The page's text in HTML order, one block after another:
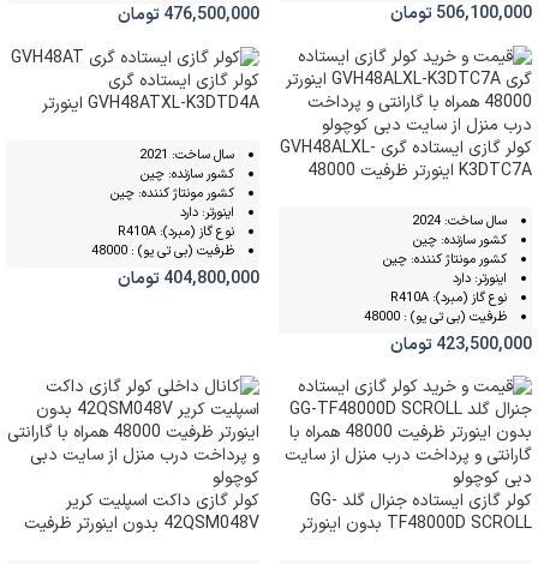
506,100,000تومان 476,500,000تومان
کولر گازی ایستاده گری GVH48ALXL-
K3DTC7A اینورتر ظرفیت 48000
سال ساخت: 2024
کشور سازنده: چین
کشور مونتاژ کننده: چین
اینورتر: دارد
نوع گاز (مبرد): R410A
ظرفیت (بی تی یو) : 48000
423,500,000تومان
کولر گازی ایستاده گری
GVH48ATXL-K3DTD4A اینورتر
سال ساخت: 2021
کشور سازنده: چین
کشور مونتاژ کننده: چین
اینورتر: دارد
نوع گاز (مبرد): R410A
ظرفیت (بی تی یو) : 48000
404,800,000تومان
کولر گازی ایستاده جنرال گلد GG-
TF48000D SCROLL بدون اینورتر
کولر گازی داکت اسپلیت کریر
42QSM048V بدون اینورتر ظرفیت